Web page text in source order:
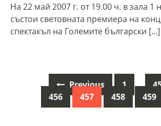
На 22 май 2007 г. от 19.00 ч. в зала
състои световната премиера на
спектакъл на Големите български [...]
navigation
Previous 1 …
456
457 458 459